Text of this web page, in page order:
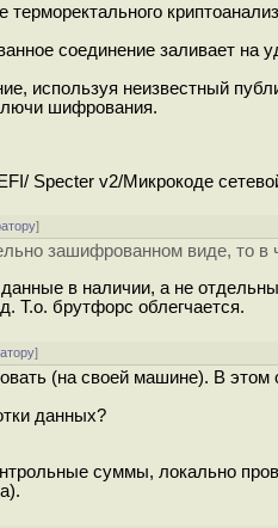
соединение заливает на
используя неизвестный
шифрования.
Specter v2/Микрокоде
]
зашифрованном виде, то в
в наличии, а не
Т.о. брутфорс облегчается.
]
(на своей машине). В этом
данных?
суммы, локально